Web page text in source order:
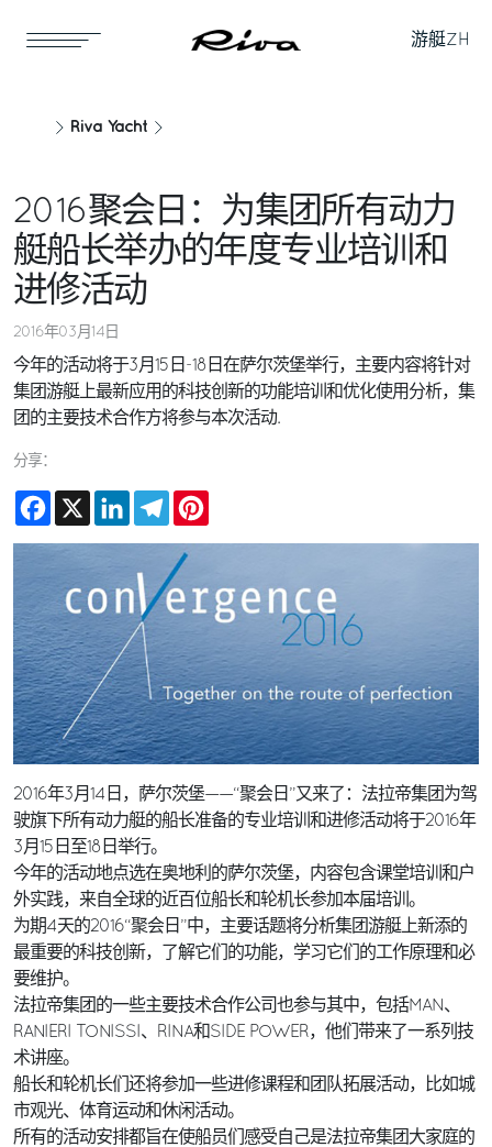
游艇ZH
Riva Yacht
2016聚会日：为集团所有动力
艇船长举办的年度专业培训和
进修活动
2016年03月14日
今年的活动将于3月15日-18日在萨尔茨堡举行，主要内容将针对
集团游艇上最新应用的科技创新的功能培训和优化使用分析，集
团的主要技术合作方将参与本次活动.
分享：
Facebook
X LinkedInTelegram
2016年3月14日，萨尔茨堡——“聚会日”又来了：法拉帝集团为驾
驶旗下所有动力艇的船长准备的专业培训和进修活动将于2016年
3月15日至18日举行。
今年的活动地点选在奥地利的萨尔茨堡，内容包含课堂培训和户
外实践，来自全球的近百位船长和轮机长参加本届培训。
为期4天的2016“聚会日”中，主要话题将分析集团游艇上新添的
最重要的科技创新，了解它们的功能，学习它们的工作原理和必
要维护。
法拉帝集团的一些主要技术合作公司也参与其中，包括MAN、
RANIERI TONISSI、RINA和SIDE POWER，他们带来了一系列技
术讲座。
船长和轮机长们还将参加一些进修课程和团队拓展活动，比如城
市观光、体育运动和休闲活动。
所有的活动安排都旨在使船员们感受自己是法拉帝集团大家庭的